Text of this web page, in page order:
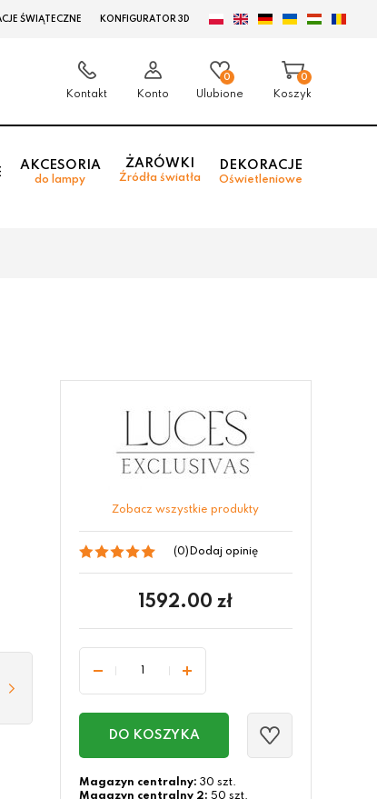
ŚWIĄTECZNE KONFIGURATOR 3D
Kontakt Konto
0
Ulubione
0
Koszyk
AKCESORIA
do lampy
ŻARÓWKI
Źródła światła
DEKORACJE
Oświetleniowe
Zobacz wszystkie produkty
(0) Dodaj opinię
1592.00 zł
DO KOSZYKA
Magazyn centralny: 30 szt.
Magazyn centralny 2: 50 szt.